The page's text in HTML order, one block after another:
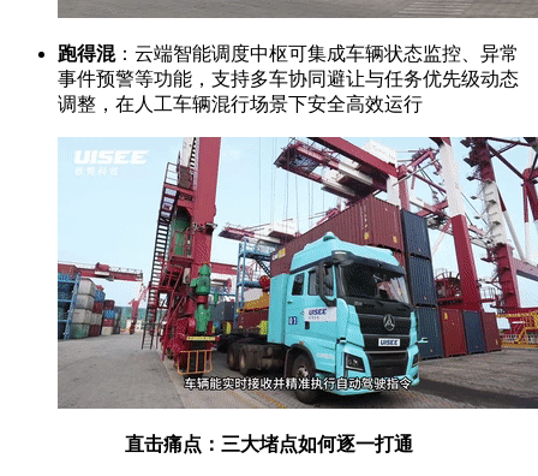
跑得混：云端智能调度中枢可集成车辆状态监控、异常
事件预警等功能，支持多车协同避让与任务优先级动态
调整，在人工车辆混行场景下安全高效运行
直击痛点：三大堵点如何逐一打通